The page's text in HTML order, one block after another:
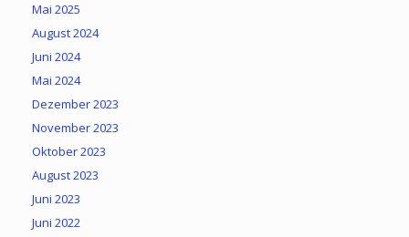
Mai 2025
August 2024
Juni 2024
Mai 2024
Dezember 2023
November 2023
Oktober 2023
August 2023
Juni 2023
Juni 2022